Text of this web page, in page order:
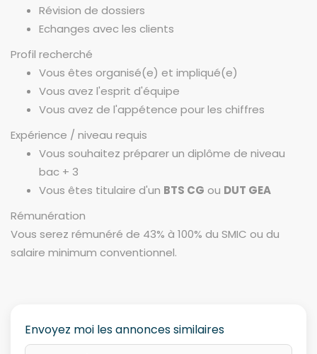
Révision de dossiers
Echanges avec les clients
Profil recherché
Vous êtes organisé(e) et impliqué(e)
Vous avez l'esprit d'équipe
Vous avez de l'appétence pour les chiffres
Expérience / niveau requis
Vous souhaitez préparer un diplôme de niveau
bac + 3
Vous êtes titulaire d'un BTS CG ou DUT GEA
Rémunération
Vous serez rémunéré de 43% à 100% du SMIC ou du
salaire minimum conventionnel.
Envoyez moi les annonces similaires